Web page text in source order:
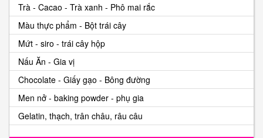
Trà - Cacao - Trà xanh - Phô mai rắc
Màu thực phẩm - Bột trái cây
Mứt - siro - trái cây hộp
Nấu Ăn - Gia vị
Chocolate - Giấy gạo - Bông đường
Men nở - baking powder - phụ gia
Gelatin, thạch, trân châu, râu câu